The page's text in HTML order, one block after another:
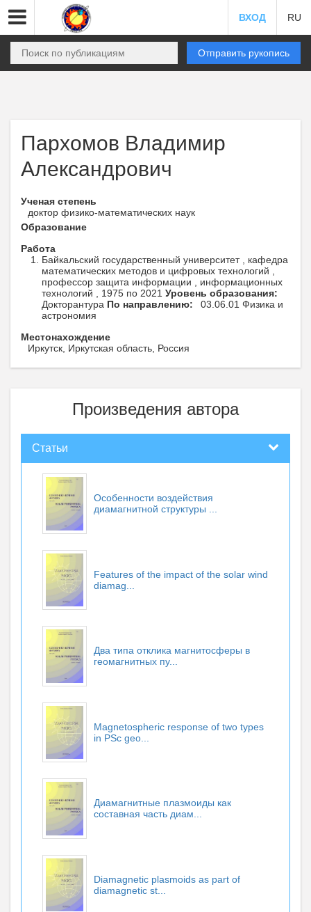
ВХОД RU
Отправить рукопись
Пархомов Владимир
Александрович
Ученая степень
доктор физико-математических наук
Образование
Работа
Байкальский государственный университет , кафедра
математических методов и цифровых технологий ,
профессор защита информации , информационных
технологий , 1975 по 2021 Уровень образования:
Докторантура По направлению:
03.06.01 Физика и
астрономия
Местонахождение
Иркутск, Иркутская область, Россия
Произведения автора
Статьи
Особенности воздействия
диамагнитной структуры ...
Features of the impact of the solar wind
diamag...
Два типа отклика магнитосферы в
геомагнитных пу...
Magnetospheric response of two types
in PSc geo...
Диамагнитные плазмоиды как
составная часть диам...
Diamagnetic plasmoids as part of
diamagnetic st...